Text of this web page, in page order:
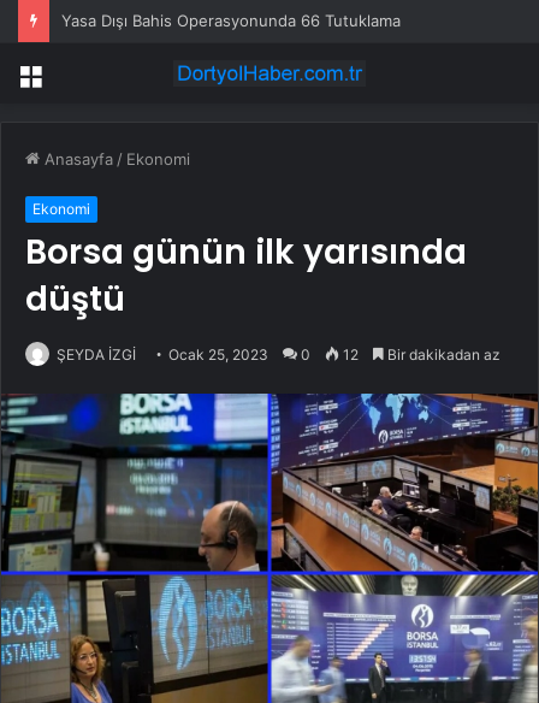
Yasa Dışı Bahis Operasyonunda 66 Tutuklama
Menü
Anasayfa / Ekonomi
Ekonomi
Borsa günün ilk yarısında
düştü
ŞEYDA İZGİ Ocak 25, 2023 0 12 Bir dakikadan az